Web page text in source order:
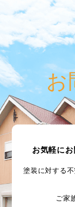
お
お気軽に
塗装に対する
ご家